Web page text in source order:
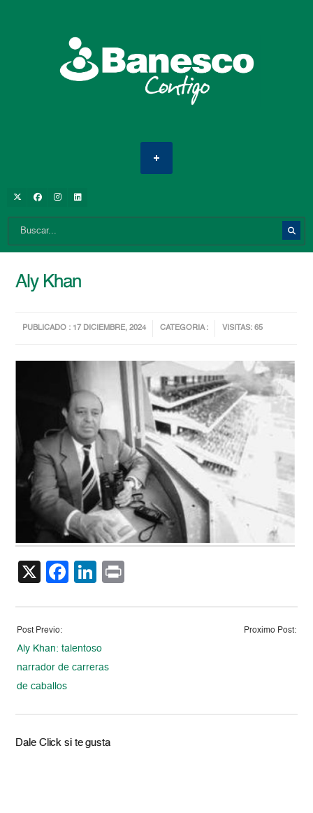
Aly Khan
PUBLICADO : 17 DICIEMBRE, 2024 CATEGORIA : VISITAS: 65
X Facebook
LinkedIn
Post Previo:
Aly Khan: talentoso
narrador de carreras
de caballos
Proximo Post:
Dale Click si te gusta